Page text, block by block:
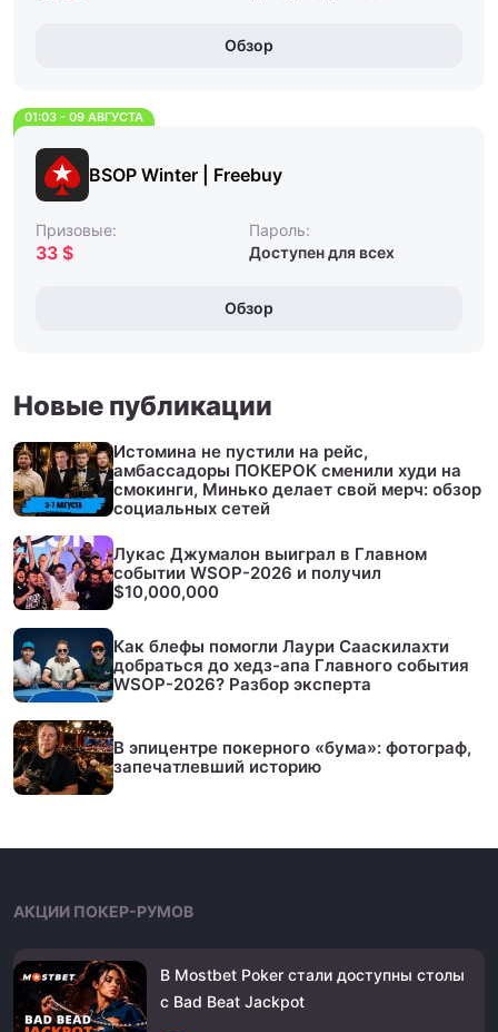
Обзор
01:03 - 09 АВГУСТА
BSOP Winter | Freebuy
Призовые:
33 $
Пароль:
Доступен для всех
Обзор
Новые публикации
Истомина не пустили на рейс,
амбассадоры ПОКЕРОК сменили худи на
смокинги, Минько делает свой мерч: обзор
социальных сетей
Лукас Джумалон выиграл в Главном
событии WSOP-2026 и получил
$10,000,000
Как блефы помогли Лаури Сааскилахти
добраться до хедз-апа Главного события
WSOP-2026? Разбор эксперта
В эпицентре покерного «бума»: фотограф,
запечатлевший историю
АКЦИИ ПОКЕР-РУМОВ
В Mostbet Poker стали доступны столы
с Bad Beat Jackpot